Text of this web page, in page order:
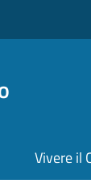
Vivere il